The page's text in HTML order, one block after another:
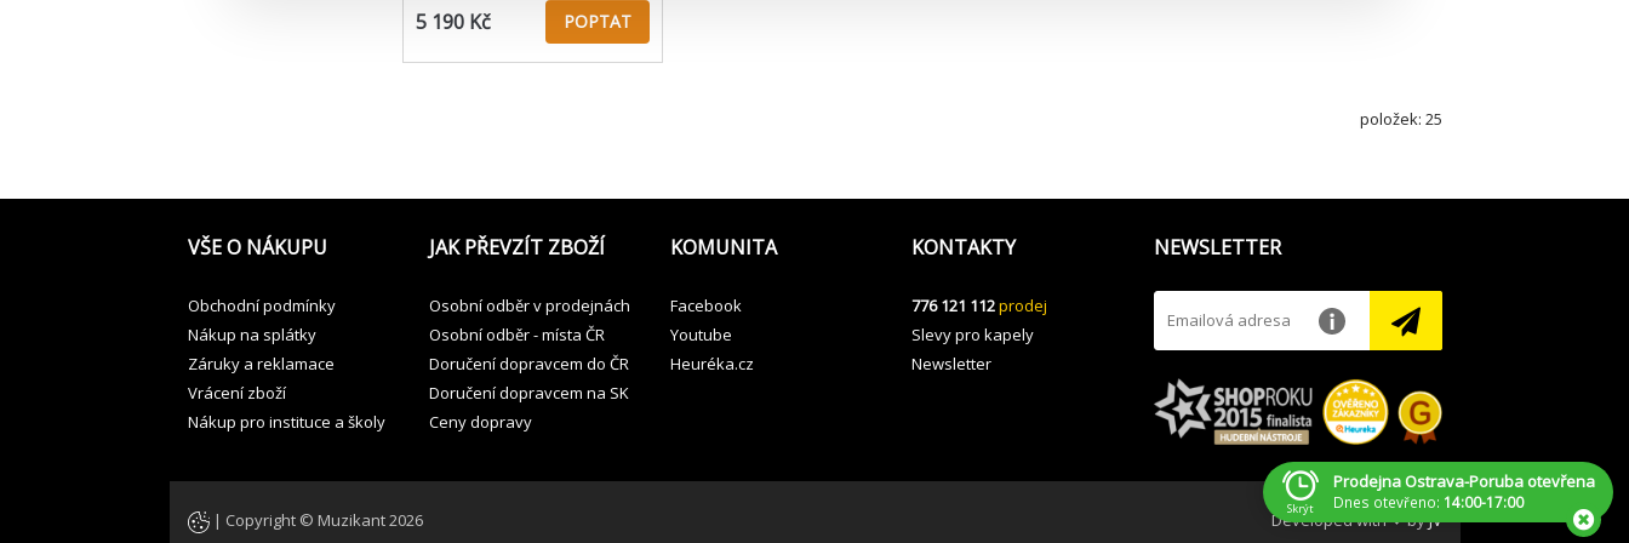
5 190 Kč POPTAT
položek: 25
VŠE O NÁKUPU
Obchodní podmínky
Nákup na splátky
Záruky a reklamace
Vrácení zboží
Nákup pro instituce a školy
JAK PŘEVZÍT ZBOŽÍ
Osobní odběr v prodejnách
Osobní odběr - místa ČR
Doručení dopravcem do ČR
Doručení dopravcem na SK
Ceny dopravy
KOMUNITA
Facebook
Youtube
Heuréka.cz
KONTAKTY
776 121 112prodej
Slevy pro kapely
Newsletter
NEWSLETTER
| Copyright © Muzikant 2026 Developed with ❤ byJV
Prodejna Ostrava-Poruba otevřena
Dnes otevřeno: 14:00-17:00
Skrýt